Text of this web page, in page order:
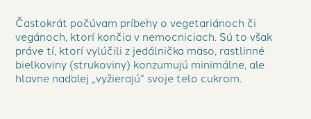
Častokrát počúvam príbehy o vegetariánoch či
vegánoch, ktorí končia v nemocniciach. Sú to však
práve tí, ktorí vylúčili z jedálnička mäso, rastlinné
bielkoviny (strukoviny) konzumujú minimálne, ale
hlavne naďalej „vyžierajú“ svoje telo cukrom.